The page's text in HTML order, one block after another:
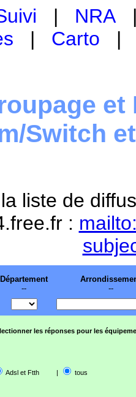
| NRA
| Carto
et
Switch
liste de
:
Département
--
--
les réponses pour les
Adsl et Ftth | tous